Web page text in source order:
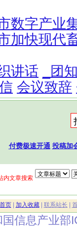
数字产业
加快现代
讲话
_团
会议致辞
付费极速开通 投稿加
内文章搜索
页| 加入收藏| 联系站长
信息产业部